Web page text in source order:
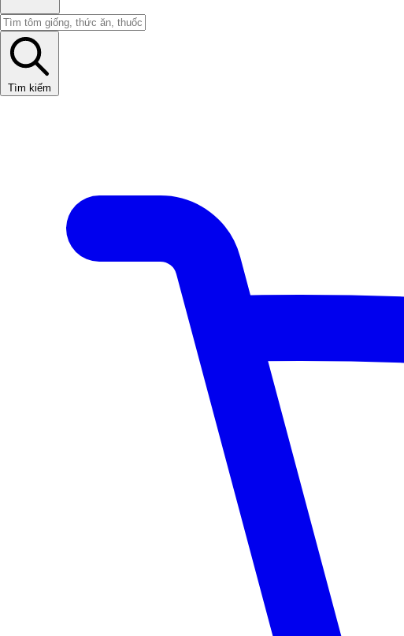
Tìm kiếm